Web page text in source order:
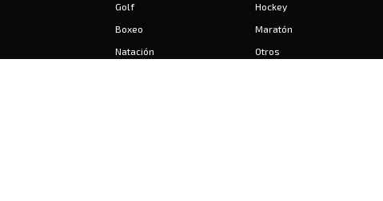
Golf
Hockey
Boxeo
Maratón
Natación
Otros